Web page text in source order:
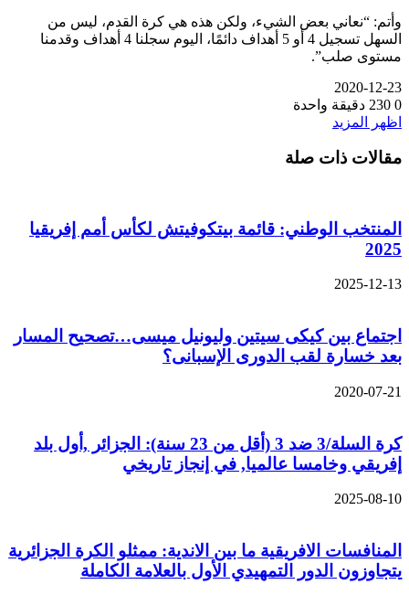
وأتم: “نعاني بعض الشيء، ولكن هذه هي كرة القدم، ليس من
السهل تسجيل 4 أو 5 أهداف دائمًا، اليوم سجلنا 4 أهداف وقدمنا
مستوى صلب”.
2020-12-23
0
دقيقة واحدة
اظهر المزيد
مقالات ذات صلة
المنتخب الوطني: قائمة بيتكوفيتش لكأس أمم إفريقيا
2025
2025-12-13
اجتماع بين كيكى سيتين وليونيل ميسى…تصحيح المسار
بعد خسارة لقب الدورى الإسبانى؟
2020-07-21
كرة السلة/3 ضد 3 (أقل من 23 سنة): الجزائر ,أول بلد
إفريقي وخامسا عالميا, في إنجاز تاريخي
2025-08-10
المنافسات الافريقية ما بين الاندية: ممثلو الكرة الجزائرية
يتجاوزون الدور التمهيدي الأول بالعلامة الكاملة